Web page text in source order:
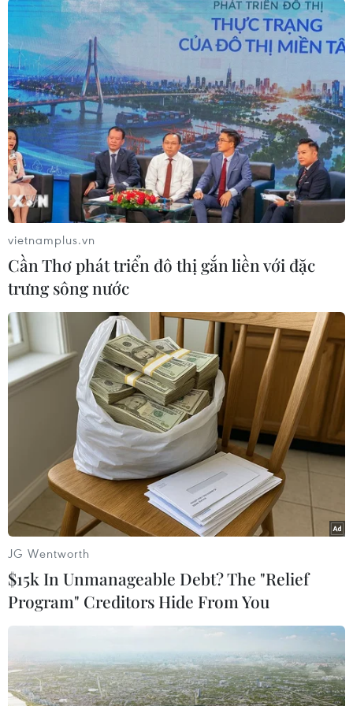
trong khi thu nhập ròng giảm 48% xuống 81,42
tỷ USD. Trong năm ngoái, Berkshire cũng đã
mua lại khoảng 24,7 tỷ USD giá trị các cổ phiếu
quỹ của mình khi chúng bị định giá thấp. Con số
này vượt mức kỷ lục cũ 5 tỷ USD ghi nhận trong
năm 2019./.
(TTXVN/Vietnam+)
# Warren Buffett #Kinh tế Mỹ
#COVID-19
#Nhà đầu tư
#Suy thoái kinh tế
#Cổ đông
#Xu hướng dài hạn
Mỹ
Theo dõi VietnamPlus
vietnamplus.vn
Cần Thơ phát triển đô thị gắn liền với đặc
trưng sông nước
JG Wentworth
$15k In Unmanageable Debt? The "Relief
Program" Creditors Hide From You